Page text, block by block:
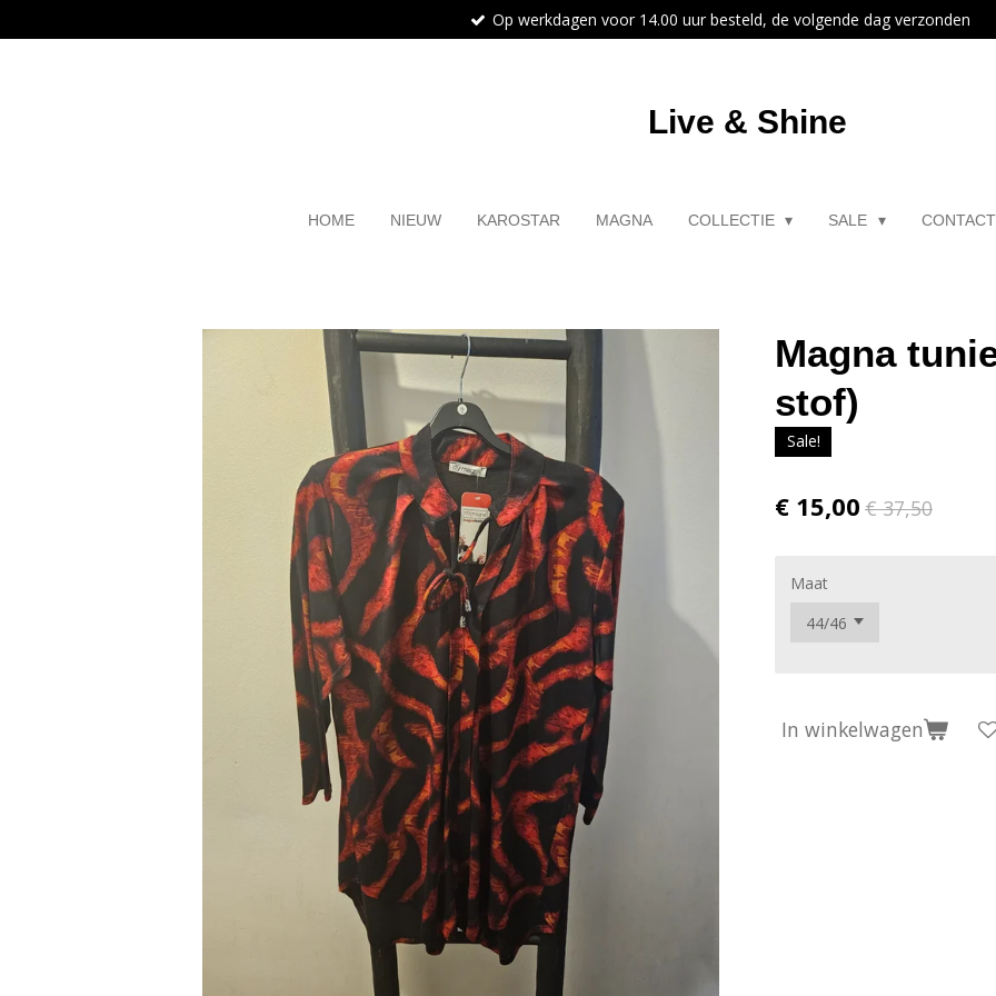
direct
Op werkdagen voor 14.00 uur besteld, de volgende dag verzonden
Live & Shine
HOME NIEUW KAROSTAR MAGNA COLLECTIE SALE
Magna
stof)
Sale!
€ 15,00 € 37,50
Maat
In winkelwagen